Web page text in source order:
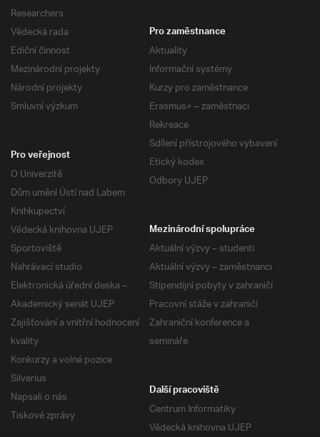
Researchers
Vědecká rada
Ediční činnost
Mezinárodní projekty
Národní projekty
Smluvní výzkum
Pro zaměstnance
Aktuality
Informační systémy
Kurzy pro zaměstnance
Erasmus+ – zaměstnaci
Rekreace
Sdílení přístrojového vybavení
Etický kodex
Odbory UJEP
Pro veřejnost
O Univerzitě
Dům umění Ústí nad Labem
Knihkupectví
Vědecká knihovna UJEP
Sportoviště
Nahrávací studio
Elektronická úřední deska –
Akademický senát UJEP
Zajišťování a vnitřní hodnocení
kvality
Konkurzy a volné pozice
Silverius
Napsali o nás
Tiskové zprávy
Mezinárodní spolupráce
Aktuální výzvy – studenti
Aktuální výzvy – zaměstnanci
Stipendijní pobyty v zahraničí
Pracovní stáže v zahraničí
Zahraniční konference a
semináře
Další pracoviště
Centrum Informatiky
Vědecká knihovna UJEP